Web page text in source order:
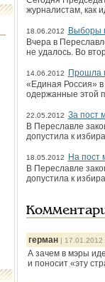
журналистам, как
18.06.2012
Выборы
Вчера в
не удалось. Во
14.06.2012
Прошла
«Единая Россия» в
одержанные этой
22.05.2012 За пост
В Переславле
допустила к
18.05.2012
На пост
В Переславле
допустила к
герман| 17.01.2012
А зачем в мэры
и поносит «эту